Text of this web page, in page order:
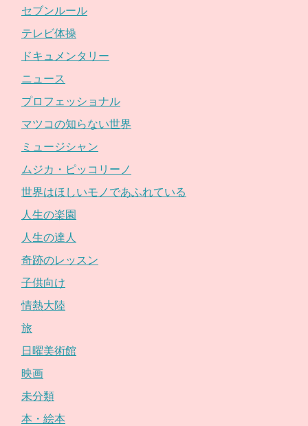
セブンルール
テレビ体操
ドキュメンタリー
ニュース
プロフェッショナル
マツコの知らない世界
ミュージシャン
ムジカ・ピッコリーノ
世界はほしいモノであふれている
人生の楽園
人生の達人
奇跡のレッスン
子供向け
情熱大陸
旅
日曜美術館
映画
未分類
本・絵本